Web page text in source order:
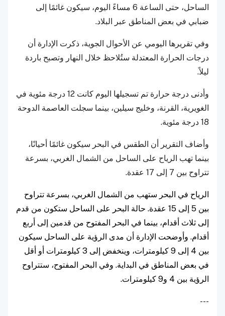
الساحل، حتى الساعة 6 مساءً اليوم، سيكون غائمًا إلى
ضبابي في بعض المناطق عبر البلاد.
وفي تقريرها اليومي عن الأحوال الجوية، ذكرت الإدارة أن
درجات الحرارة المعتدلة ستُلاحظ خلال النهار وتصبح باردة
ليلاً.
وأدنى درجة حرارة تم تسجيلها اليوم كانت 12 درجة مئوية في
الغويرية، القرنة، وخليج سيلين، بينما سجلت العاصمة الدوحة
18 درجة مئوية.
وأضاف التقرير أن الطقس في البحر سيكون غائمًا أحيانًا،
بينما تهب الرياح على الساحل من الشمال الغربي، بسرعة
تتراوح بين 7 إلى 17 عقدة.
الرياح في البحر ستهب من الشمال الغربي، بسرعة تتراوح
بين 5 إلى 15 عقدة. حالة البحر على الساحل ستكون من قدم
إلى ثلاث أقدام، بينما في البحر المفتوح من قدمين إلى أربع
أقدام. وأوضحت الإدارة أن مدى الرؤية على الساحل سيكون
بين 4 إلى 9 كيلومترات، وينخفض إلى 3 كيلومترات أو أقل
في بعض المناطق في البداية. وفي البحر المفتوح، ستتراوح
الرؤية بين 4 و9 كيلومترات.
---